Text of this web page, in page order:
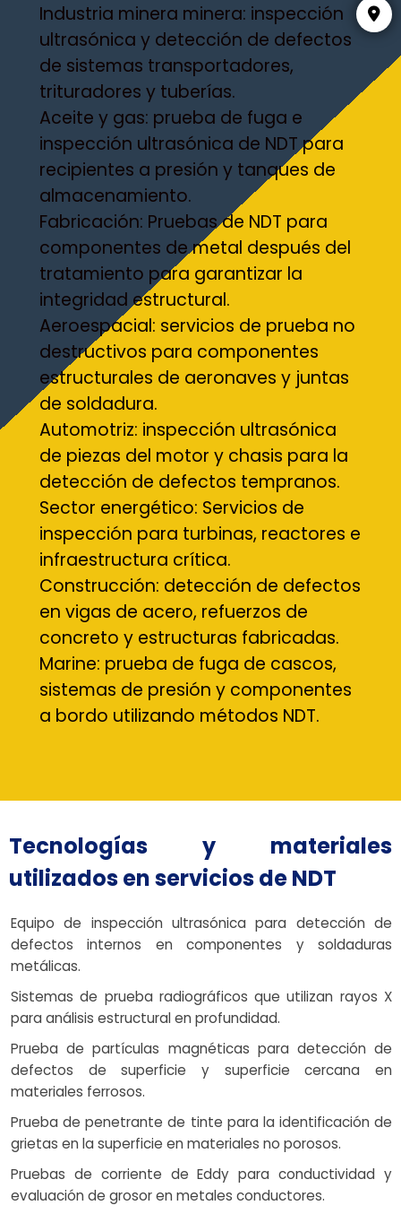
Industria minera minera: inspección
ultrasónica y detección de defectos
de sistemas transportadores,
trituradores y tuberías.
Aceite y gas: prueba de fuga e
inspección ultrasónica de NDT para
recipientes a presión y tanques de
almacenamiento.
Fabricación: Pruebas de NDT para
componentes de metal después del
tratamiento para garantizar la
integridad estructural.
Aeroespacial: servicios de prueba no
destructivos para componentes
estructurales de aeronaves y juntas
de soldadura.
Automotriz: inspección ultrasónica
de piezas del motor y chasis para la
detección de defectos tempranos.
Sector energético: Servicios de
inspección para turbinas, reactores e
infraestructura crítica.
Construcción: detección de defectos
en vigas de acero, refuerzos de
concreto y estructuras fabricadas.
Marine: prueba de fuga de cascos,
sistemas de presión y componentes
a bordo utilizando métodos NDT.
Tecnologías y materiales
utilizados en servicios de NDT
Equipo de inspección ultrasónica para detección de
defectos internos en componentes y soldaduras
metálicas.
Sistemas de prueba radiográficos que utilizan rayos X
para análisis estructural en profundidad.
Prueba de partículas magnéticas para detección de
defectos de superficie y superficie cercana en
materiales ferrosos.
Prueba de penetrante de tinte para la identificación de
grietas en la superficie en materiales no porosos.
Pruebas de corriente de Eddy para conductividad y
evaluación de grosor en metales conductores.